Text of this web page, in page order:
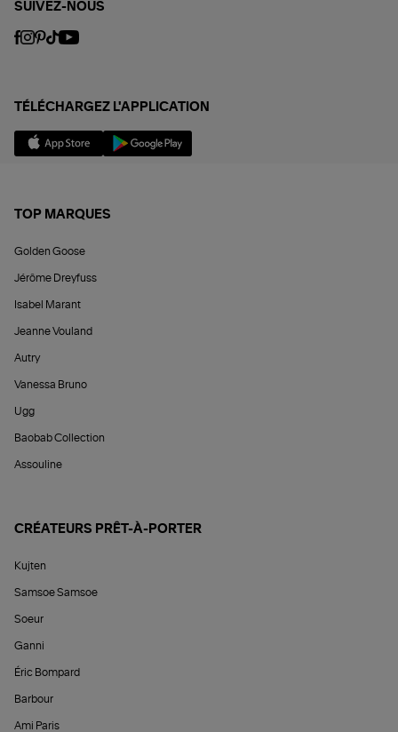
SUIVEZ-NOUS
TÉLÉCHARGEZ L'APPLICATION
TOP MARQUES
Golden Goose
Jérôme Dreyfuss
Isabel Marant
Jeanne Vouland
Autry
Vanessa Bruno
Ugg
Baobab Collection
Assouline
CRÉATEURS PRÊT-À-PORTER
Kujten
Samsoe Samsoe
Soeur
Ganni
Éric Bompard
Barbour
Ami Paris